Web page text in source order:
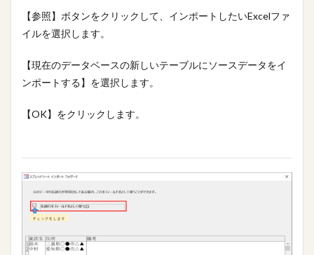
【参照】ボタンをクリックして、インポートしたいExcelファ
イルを選択します。
【現在のデータベースの新しいテーブルにソースデータをイ
ンポートする】を選択します。
【OK】をクリックします。